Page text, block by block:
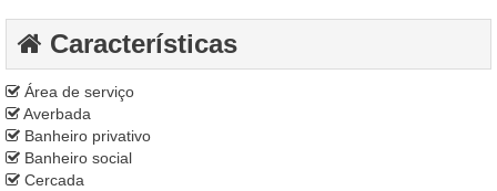
Características
Área de serviço
Averbada
Banheiro privativo
Banheiro social
Cercada